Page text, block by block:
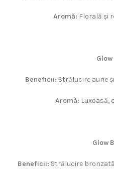
Aromă: Florală și
Beneficii: Strălucire aurie
Aromă: Luxoasă,
Glow
Beneficii: Strălucire